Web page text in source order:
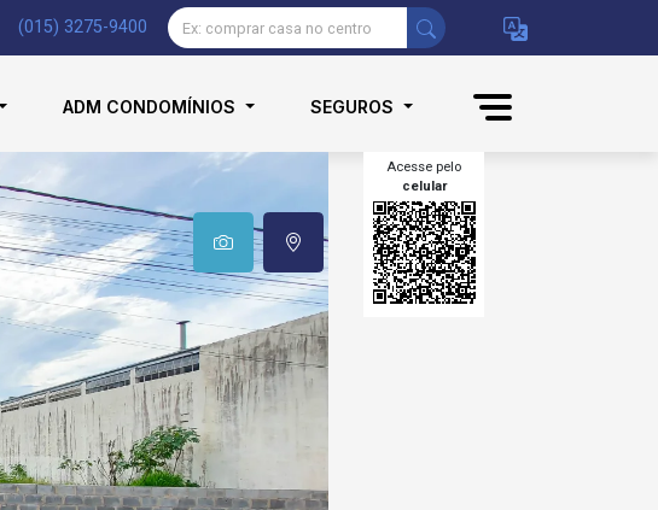
(015) 3275-9400
ADM CONDOMÍNIOS SEGUROS
Acesse pelo
celular